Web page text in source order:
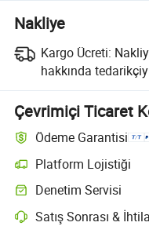
Nakliye
Kargo Ücreti:
hakkında
Çevrimiçi Ticaret
Ödeme Garantisi
Platform Lojistiği
Denetim Servisi
Satış Sonrası &